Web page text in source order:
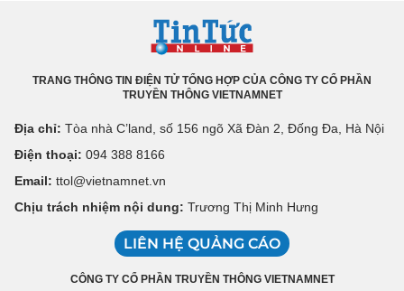
TRANG THÔNG TIN ĐIỆN TỬ TỔNG HỢP CỦA CÔNG TY CỔ PHẦN
TRUYỀN THÔNG VIETNAMNET
Địa chỉ: Tòa nhà C’land, số 156 ngõ Xã Đàn 2, Đống Đa, Hà Nội
Điện thoại: 094 388 8166
Email: ttol@vietnamnet.vn
Chịu trách nhiệm nội dung: Trương Thị Minh Hưng
LIÊN HỆ QUẢNG CÁO
CÔNG TY CỔ PHẦN TRUYỀN THÔNG VIETNAMNET